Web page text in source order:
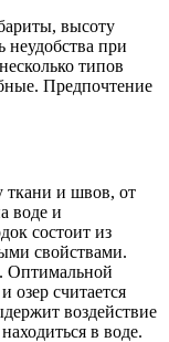
высоту
при
типов
Предпочтение
ткани и швов, от
воде и
состоит из
свойствами.
Оптимальной
озер считается
воздействие
в воде.